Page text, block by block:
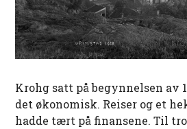
Krohg satt på begynnelsen av
det økonomisk. Reiser og et
hadde tært på finansene. Til